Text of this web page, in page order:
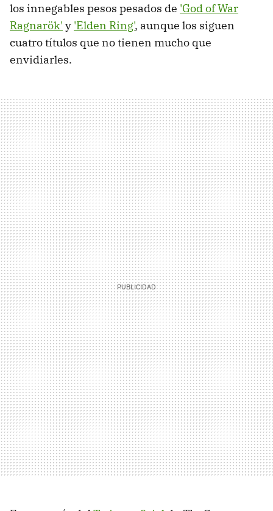
los innegables pesos pesados de 'God of War
Ragnarök' y 'Elden Ring', aunque los siguen
cuatro títulos que no tienen mucho que
envidiarles.